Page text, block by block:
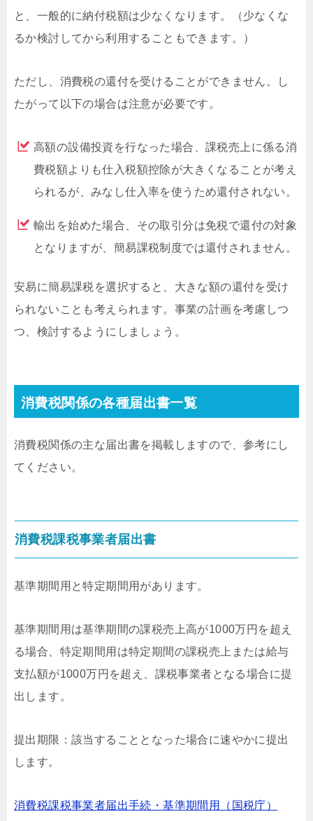
と、一般的に納付税額は少なくなります。（少なくな
るか検討してから利用することもできます。）
ただし、消費税の還付を受けることができません。し
たがって以下の場合は注意が必要です。
高額の設備投資を行なった場合、課税売上に係る消
費税額よりも仕入税額控除が大きくなることが考え
られるが、みなし仕入率を使うため還付されない。
輸出を始めた場合、その取引分は免税で還付の対象
となりますが、簡易課税制度では還付されません。
安易に簡易課税を選択すると、大きな額の還付を受け
られないことも考えられます。事業の計画を考慮しつ
つ、検討するようにしましょう。
消費税関係の各種届出書一覧
消費税関係の主な届出書を掲載しますので、参考にし
てください。
消費税課税事業者届出書
基準期間用と特定期間用があります。
基準期間用は基準期間の課税売上高が1000万円を超え
る場合、特定期間用は特定期間の課税売上または給与
支払額が1000万円を超え、課税事業者となる場合に提
出します。
提出期限：該当することとなった場合に速やかに提出
します。
消費税課税事業者届出手続・基準期間用（国税庁）